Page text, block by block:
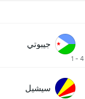
جيبوتي
سيشيل